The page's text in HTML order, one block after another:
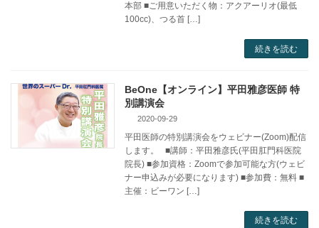
本部 ■ご用意いただく物：アクアーリオ(最低
100cc)、つる首 […]
続きを読む
BeOne【オンライン】平田雅彦医師 特
別講演会
2020-09-29
平田医師の特別講演会をウェビナー(Zoom)配信
します。 ■講師：平田雅彦氏(平田肛門科医院
院長) ■参加資格：Zoomで参加可能な方(ウェビ
ナー申込みが必要になります) ■参加費：無料 ■
主催：ビーワン […]
続きを読む